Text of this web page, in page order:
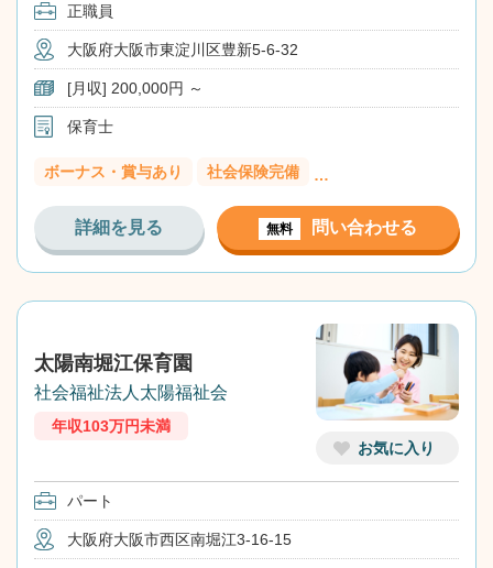
正職員
大阪府大阪市東淀川区豊新5-6-32
[月収] 200,000円 ～
保育士
ボーナス・賞与あり 社会保険完備 …
詳細を見る 無料 問い合わせる
お気に入り
太陽南堀江保育園
社会福祉法人太陽福祉会
年収103万円未満
パート
大阪府大阪市西区南堀江3-16-15